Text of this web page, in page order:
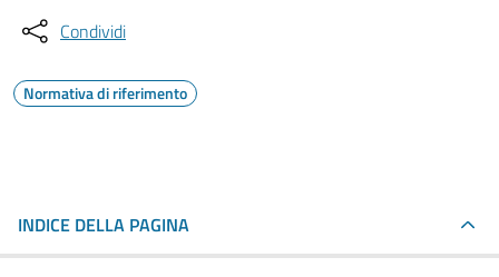
Condividi
Normativa di riferimento
INDICE DELLA PAGINA